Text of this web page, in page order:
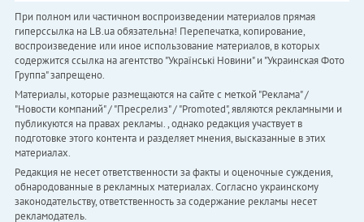
При полном или частичном воспроизведении материалов прямая
гиперссылка на LB.ua обязательна! Перепечатка, копирование,
воспроизведение или иное использование материалов, в которых
содержится ссылка на агентство "Українськi Новини" и "Украинская Фото
Группа" запрещено.
Материалы, которые размещаются на сайте с меткой "Реклама" /
"Новости компаний" / "Пресрелиз" / "Promoted", являются рекламными и
публикуются на правах рекламы. , однако редакция участвует в
подготовке этого контента и разделяет мнения, высказанные в этих
материалах.
Редакция не несет ответственности за факты и оценочные суждения,
обнародованные в рекламных материалах. Согласно украинскому
законодательству, ответственность за содержание рекламы несет
рекламодатель.